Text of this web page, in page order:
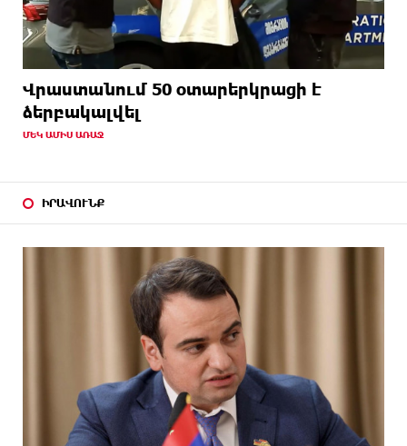
Վրաստանում 50 օտարերկրացի է
ձերբակալվել
ՄԵԿ ԱՄԻՍ ԱՌԱՋ
ԻՐԱՎՈՒՆՔ